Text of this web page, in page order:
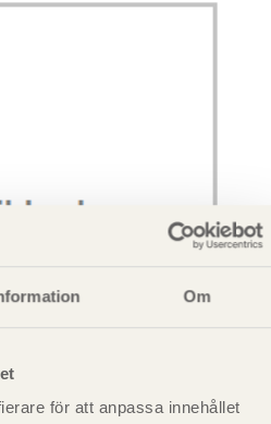
Om
för att anpassa innehållet